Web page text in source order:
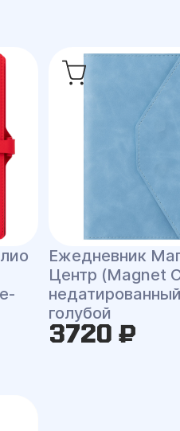
Ежедневник
Центр (Magnet
голубой
3720 ₽